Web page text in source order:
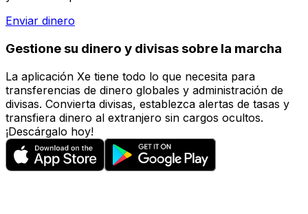
Enviar dinero
Gestione su dinero y divisas sobre la marcha
La aplicación Xe tiene todo lo que necesita para
transferencias de dinero globales y administración de
divisas. Convierta divisas, establezca alertas de tasas y
transfiera dinero al extranjero sin cargos ocultos.
¡Descárgalo hoy!